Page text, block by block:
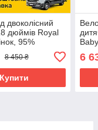
двоколісний
дюймів Royal
95%
7TH Freestyle
8 450 ₴
Купити
6